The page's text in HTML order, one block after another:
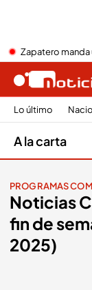
Zapatero manda
Lo último
A la carta
PROGRAMAS
Noticias
fin de
2025)